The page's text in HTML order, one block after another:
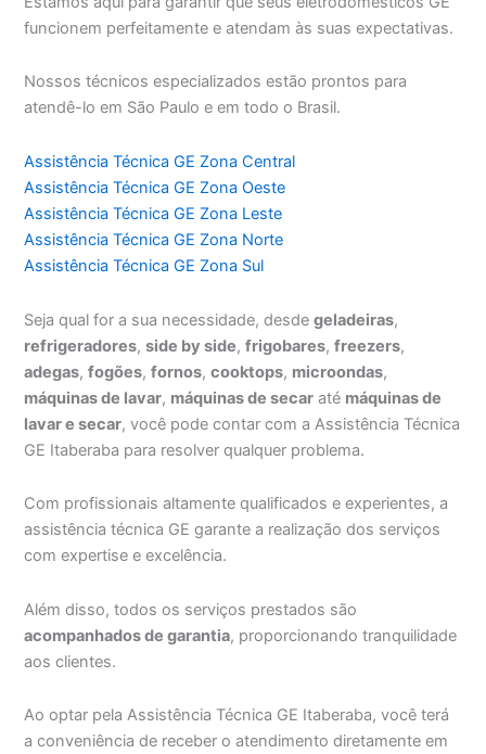
funcionem perfeitamente e atendam às suas expectativas.
Nossos técnicos especializados estão prontos para
atendê-lo em São Paulo e em todo o Brasil.
Assistência Técnica GE Zona Central
Assistência Técnica GE Zona Oeste
Assistência Técnica GE Zona Leste
Assistência Técnica GE Zona Norte
Assistência Técnica GE Zona Sul
Seja qual for a sua necessidade, desdegeladeiras,
refrigeradores,side by side,frigobares,freezers,
adegas,fogões,fornos,cooktops, microondas,
máquinas de lavar, máquinas de secar até máquinas de
lavar e secar, você pode contar com a Assistência Técnica
GE Itaberaba para resolver qualquer problema.
Com profissionais altamente qualificados e experientes, a
assistência técnica GE garante a realização dos serviços
com expertise e excelência.
Além disso, todos os serviços prestados são
acompanhados de garantia, proporcionando tranquilidade
aos clientes.
Ao optar pela Assistência Técnica GE Itaberaba, você terá
a conveniência de receber o atendimento diretamente em